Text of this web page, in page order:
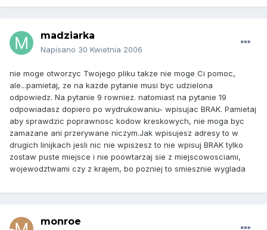
madziarka
Napisano 30 Kwietnia 2006
nie moge otworzyc Twojego pliku takze nie moge Ci pomoc,
ale...pamietaj, ze na kazde pytanie musi byc udzielona
odpowiedz. Na pytanie 9 rowniez. natomiast na pytanie 19
odpowiadasz dopiero po wydrukowaniu- wpisujac BRAK. Pamietaj
aby sprawdzic poprawnosc kodow kreskowych, nie moga byc
zamazane ani przerywane niczym.Jak wpisujesz adresy to w
drugich linijkach jesli nic nie wpiszesz to nie wpisuj BRAK tylko
zostaw puste miejsce i nie poowtarzaj sie z miejscowosciami,
wojewodztwami czy z krajem, bo pozniej to smiesznie wyglada
monroe